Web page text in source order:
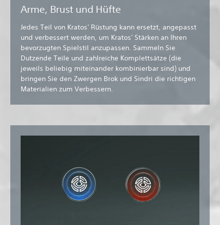
Arme, Brust und Hüfte
Jedes Teil von Kratos' Rüstung kann ersetzt, angepasst
und verbessert werden, um Kratos' Stärken an Ihren
bevorzugten Spielstil anzupassen. Sammeln Sie
Dutzende Teile und zahlreiche Komplettsätze (die
jeweils beliebig miteinander kombinierbar sind) und
bringen Sie den Zwergen Brok und Sindri die richtigen
Materialien zum Verbessern.